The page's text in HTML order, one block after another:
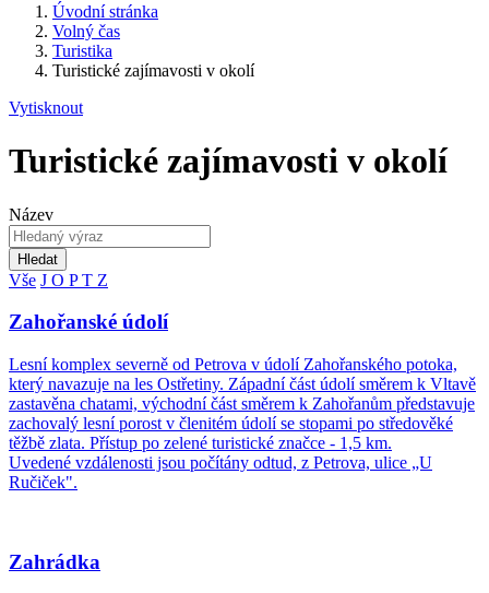
Úvodní stránka
Volný čas
Turistika
Turistické zajímavosti v okolí
Vytisknout
Turistické zajímavosti v okolí
Název
Hledat
Vše J O PT Z
Zahořanské údolí
Lesní komplex severně od Petrova v údolí Zahořanského potoka,
který navazuje na les Ostřetiny. Západní část údolí směrem k Vltavě
zastavěna chatami, východní část směrem k Zahořanům představuje
zachovalý lesní porost v členitém údolí se stopami po středověké
těžbě zlata. Přístup po zelené turistické značce - 1,5 km.
Uvedené vzdálenosti jsou počítány odtud, z Petrova, ulice „U
Ručiček".
Zahrádka